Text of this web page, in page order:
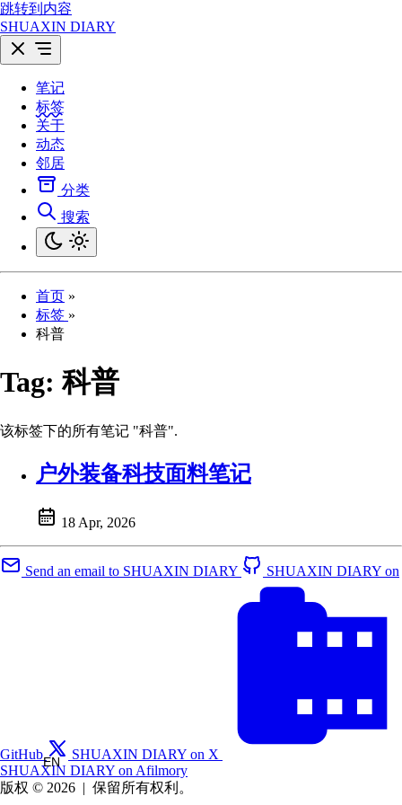
跳转到内容
SHUAXIN DIARY
笔记
标签
关于
动态
邻居
分类
搜索
首页 »
标签 »
科普
Tag: 科普
该标签下的所有笔记 "科普".
户外装备科技面料笔记
18 Apr, 2026
Send an email to SHUAXIN DIARY SHUAXIN DIARY on
GitHub
SHUAXIN DIARY on X
SHUAXIN DIARY on Afilmory
版权 © 2026 | 保留所有权利。
EN